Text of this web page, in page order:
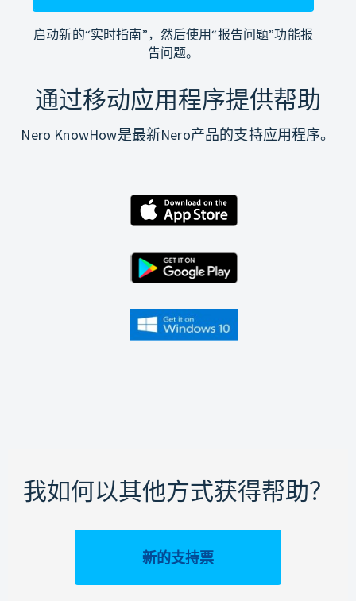
启动新的“实时指南”，然后使用“报告问题”功能报
告问题。
通过移动应用程序提供帮助
Nero KnowHow是最新Nero产品的支持应用程序。
我如何以其他方式获得帮助？
新的支持票